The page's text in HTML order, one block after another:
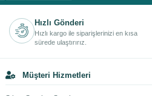
Hızlı Gönderi
Hızlı kargo ile siparişlerinizi en kısa
sürede ulaştırırız.
Müşteri Hizmetleri